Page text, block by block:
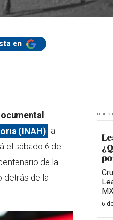
en
(INAH), a
el sábado 6 de
de la
detrás de la
6